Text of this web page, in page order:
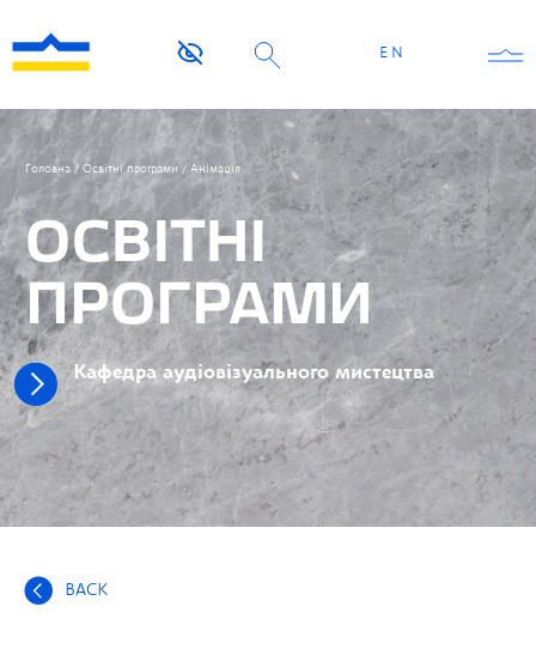
EN
Головна / Освітні програми / Анімація
ОСВІТНІ
ПРОГРАМИ
Кафедра аудіовізуального мистецтва
BACK